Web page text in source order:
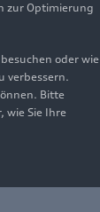
zur Optimierung
oder wie
verbessern.
Bitte
wie Sie Ihre